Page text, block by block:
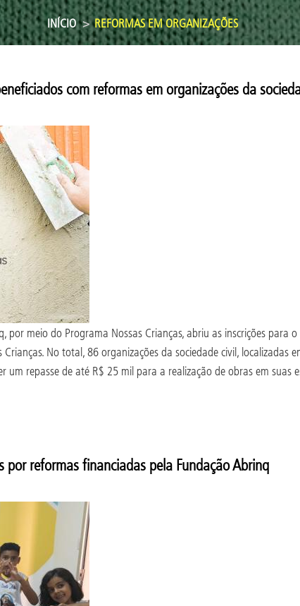
INÍCIO REFORMAS EM ORGANIZAÇÕES
com reformas em organizações da
meio do Programa Nossas Crianças, abriu as inscrições para
No total, 86 organizações da sociedade civil, localizadas
um repasse de até R$ 25 mil para a realização de obras em suas
reformas financiadas pela Fundação Abrinq